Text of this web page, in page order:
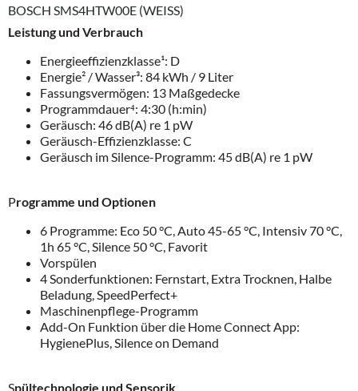
BOSCH SMS4HTW00E (WEISS)
Leistung und Verbrauch
Energieeffizienzklasse¹: D
Energie² / Wasser³: 84 kWh / 9 Liter
Fassungsvermögen: 13 Maßgedecke
Programmdauer⁴: 4:30 (h:min)
Geräusch: 46 dB(A) re 1 pW
Geräusch-Effizienzklasse: C
Geräusch im Silence-Programm: 45 dB(A) re 1 pW
Programme und Optionen
6 Programme: Eco 50 °C, Auto 45-65 °C, Intensiv 70 °C,
1h 65 °C, Silence 50 °C, Favorit
Vorspülen
4 Sonderfunktionen: Fernstart, Extra Trocknen, Halbe
Beladung, SpeedPerfect+
Maschinenpflege-Programm
Add-On Funktion über die Home Connect App:
HygienePlus, Silence on Demand
Spültechnologie und Sensorik